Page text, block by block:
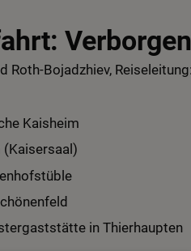
Roth-Bojadzhiev,
Kaisheim
in Thierhaupten